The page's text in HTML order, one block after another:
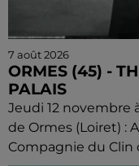
7 août 2026
ORMES (45) -
PALAIS
Jeudi 12 novembre
de Ormes (Loiret) :
Compagnie du Clin